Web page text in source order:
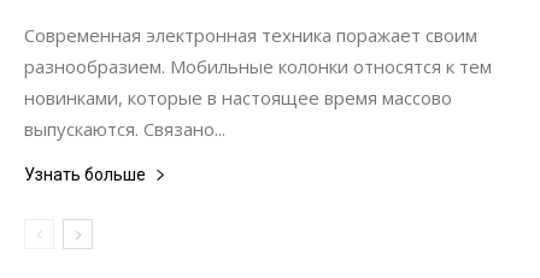
Современная электронная техника поражает своим
разнообразием. Мобильные колонки относятся к тем
новинками, которые в настоящее время массово
выпускаются. Связано...
Узнать больше